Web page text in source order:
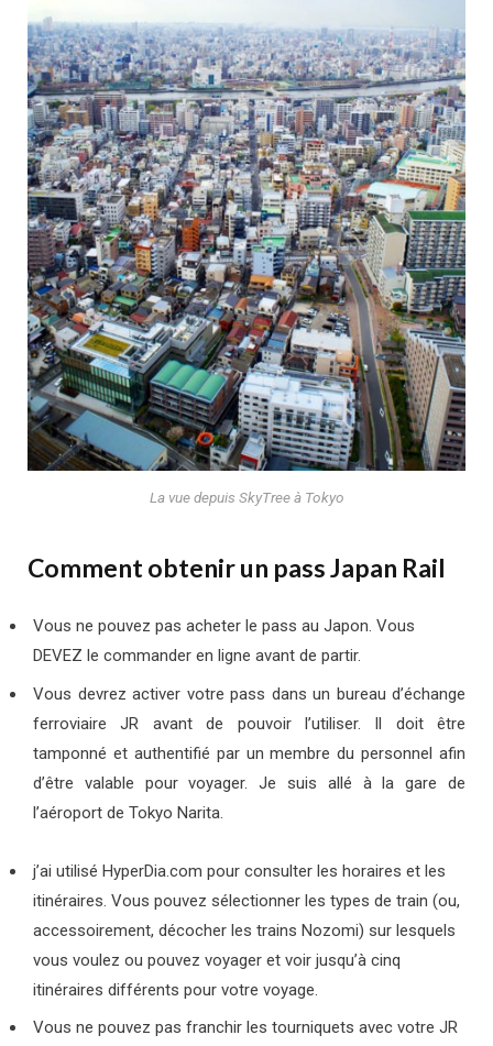
La vue depuis SkyTree à Tokyo
Comment obtenir un pass Japan Rail
Vous ne pouvez pas acheter le pass au Japon. Vous
DEVEZ le commander en ligne avant de partir.
Vous devrez activer votre pass dans un bureau d’échange
ferroviaire JR avant de pouvoir l’utiliser. Il doit être
tamponné et authentifié par un membre du personnel afin
d’être valable pour voyager. Je suis allé à la gare de
l’aéroport de Tokyo Narita.
j’ai utilisé HyperDia.com pour consulter les horaires et les
itinéraires. Vous pouvez sélectionner les types de train (ou,
accessoirement, décocher les trains Nozomi) sur lesquels
vous voulez ou pouvez voyager et voir jusqu’à cinq
itinéraires différents pour votre voyage.
Vous ne pouvez pas franchir les tourniquets avec votre JR